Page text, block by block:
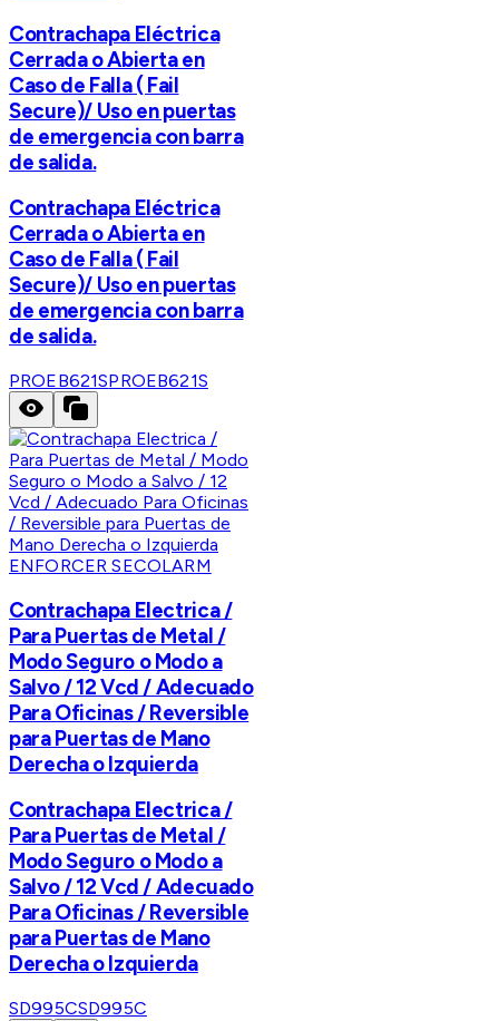
Contrachapa Eléctrica
Cerrada o Abierta en
Caso de Falla ( Fail
Secure)/ Uso en puertas
de emergencia con barra
de salida.
Contrachapa Eléctrica
Cerrada o Abierta en
Caso de Falla ( Fail
Secure)/ Uso en puertas
de emergencia con barra
de salida.
PROEB621SPROEB621S
ENFORCER SECOLARM
Contrachapa Electrica /
Para Puertas de Metal /
Modo Seguro o Modo a
Salvo / 12 Vcd / Adecuado
Para Oficinas / Reversible
para Puertas de Mano
Derecha o Izquierda
Contrachapa Electrica /
Para Puertas de Metal /
Modo Seguro o Modo a
Salvo / 12 Vcd / Adecuado
Para Oficinas / Reversible
para Puertas de Mano
Derecha o Izquierda
SD995CSD995C